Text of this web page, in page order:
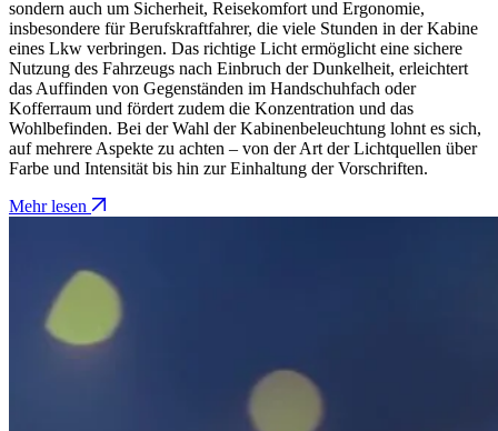
sondern auch um Sicherheit, Reisekomfort und Ergonomie,
insbesondere für Berufskraftfahrer, die viele Stunden in der Kabine
eines Lkw verbringen. Das richtige Licht ermöglicht eine sichere
Nutzung des Fahrzeugs nach Einbruch der Dunkelheit, erleichtert
das Auffinden von Gegenständen im Handschuhfach oder
Kofferraum und fördert zudem die Konzentration und das
Wohlbefinden. Bei der Wahl der Kabinenbeleuchtung lohnt es sich,
auf mehrere Aspekte zu achten – von der Art der Lichtquellen über
Farbe und Intensität bis hin zur Einhaltung der Vorschriften.
Mehr lesen